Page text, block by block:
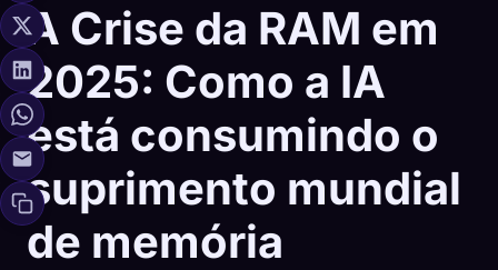
A Crise da RAM em
2025: Como a IA
está consumindo o
suprimento mundial
de memória